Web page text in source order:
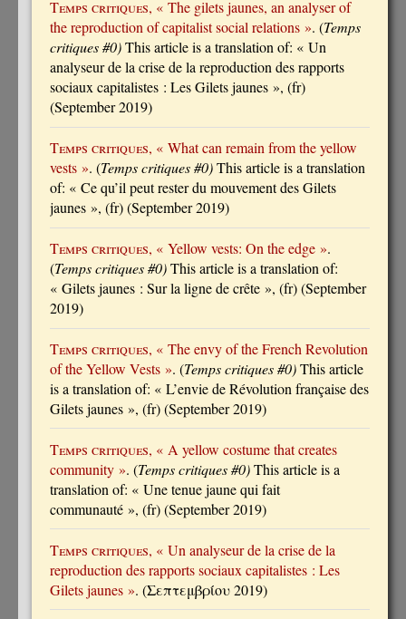
Temps critiques, « The gilets jaunes, an analyser of
the reproduction of capitalist social relations ». (Temps
critiques #0)This article is a translation of: « Un
analyseur de la crise de la reproduction des rapports
sociaux capitalistes : Les Gilets jaunes », (fr)
(September 2019)
Temps critiques, « What can remain from the yellow
vests ». (Temps critiques #0)This article is a translation
of: « Ce qu’il peut rester du mouvement des Gilets
jaunes », (fr) (September 2019)
Temps critiques, « Yellow vests: On the edge ».
(Temps critiques #0)This article is a translation of:
« Gilets jaunes : Sur la ligne de crête », (fr) (September
2019)
Temps critiques, « The envy of the French Revolution
of the Yellow Vests ». (Temps critiques #0)This article
is a translation of: « L’envie de Révolution française des
Gilets jaunes », (fr) (September 2019)
Temps critiques, « A yellow costume that creates
community ». (Temps critiques #0)This article is a
translation of: « Une tenue jaune qui fait
communauté », (fr) (September 2019)
Temps critiques, « Un analyseur de la crise de la
reproduction des rapports sociaux capitalistes : Les
Gilets jaunes ». (Σεπτεμβρίου 2019)